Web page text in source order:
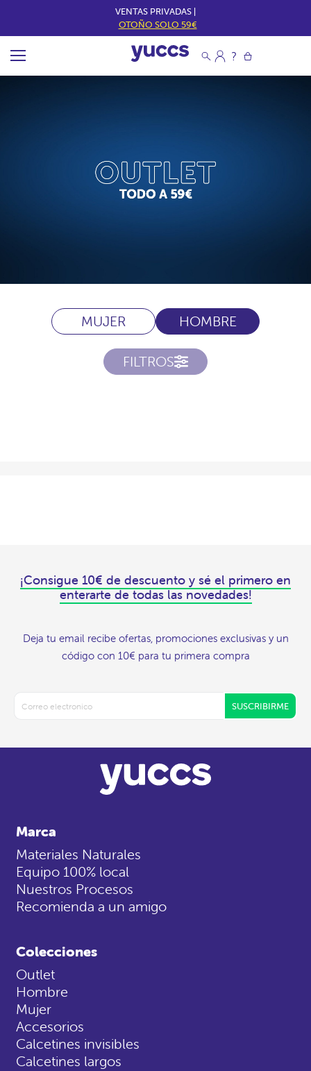
VENTAS PRIVADAS |
OTOÑO SOLO 59€
MUJER HOMBRE
FILTROS
¡Consigue 10€ de descuento y sé el primero en
enterarte de todas las novedades!
Deja tu email recibe ofertas, promociones exclusivas y un
código con 10€ para tu primera compra
SUSCRIBIRME
Marca
Materiales Naturales
Equipo 100% local
Nuestros Procesos
Recomienda a un amigo
Colecciones
Outlet
Hombre
Mujer
Accesorios
Calcetines invisibles
Calcetines largos